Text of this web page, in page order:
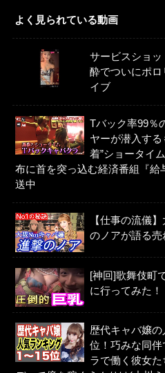
よく見られている動画
サービスショ
酔でついにポロ
イブ
Tバック率99％
ヤーが潜入す
着”ショータイ
布に首を突っ込む経済番組『給
送中
【仕事の流儀
のノアが語る売
[神回]歌舞伎町
に行ってみた！
歴代キャバ嬢
位！巧みな同
ラで働く彼女